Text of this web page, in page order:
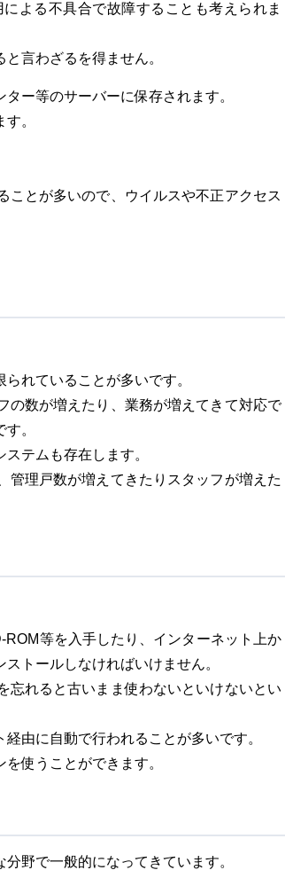
よる不具合で故障することも考えられま
言わざるを得ません。
ー等のサーバーに保存されます。
。
ことが多いので、ウイルスや不正アクセス
れていることが多いです。
の数が増えたり、業務が増えてきて対応で
。
テムも存在します。
管理戸数が増えてきたりスタッフが増えた
等を入手したり、インターネット上か
トールしなければいけません。
忘れると古いまま使わないといけないとい
由に自動で行われることが多いです。
使うことができます。
野で一般的になってきています。